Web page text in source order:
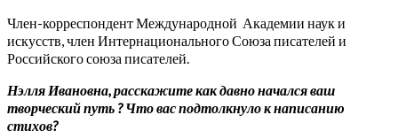
Член-корреспондент Международной Академии наук и
искусств, член Интернационального Союза писателей и
Российского союза писателей.
Нэлля Ивановна, расскажите как давно начался ваш
творческий путь ?Что вас подтолкнуло к написанию
стихов?